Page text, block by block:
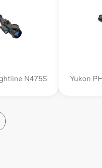
N475S Yukon